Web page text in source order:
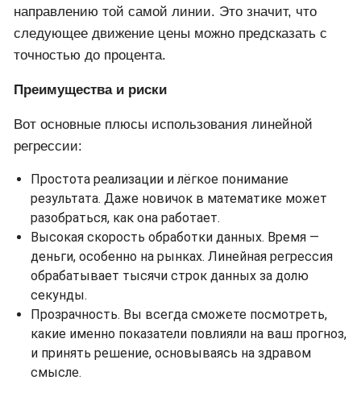
направлению той самой линии. Это значит, что
следующее движение цены можно предсказать с
точностью до процента.
Преимущества и риски
Вот основные плюсы использования линейной
регрессии:
Простота реализации и лёгкое понимание
результата. Даже новичок в математике может
разобраться, как она работает.
Высокая скорость обработки данных. Время —
деньги, особенно на рынках. Линейная регрессия
обрабатывает тысячи строк данных за долю
секунды.
Прозрачность. Вы всегда сможете посмотреть,
какие именно показатели повлияли на ваш прогноз,
и принять решение, основываясь на здравом
смысле.